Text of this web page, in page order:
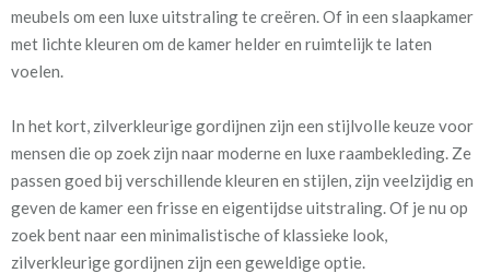
meubels om een luxe uitstraling te creëren. Of in een slaapkamer
met lichte kleuren om de kamer helder en ruimtelijk te laten
voelen.
In het kort, zilverkleurige gordijnen zijn een stijlvolle keuze voor
mensen die op zoek zijn naar moderne en luxe raambekleding. Ze
passen goed bij verschillende kleuren en stijlen, zijn veelzijdig en
geven de kamer een frisse en eigentijdse uitstraling. Of je nu op
zoek bent naar een minimalistische of klassieke look,
zilverkleurige gordijnen zijn een geweldige optie.